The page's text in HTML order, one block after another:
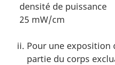
densité de puissance
25 mW/cm
Pour une
partie du corps